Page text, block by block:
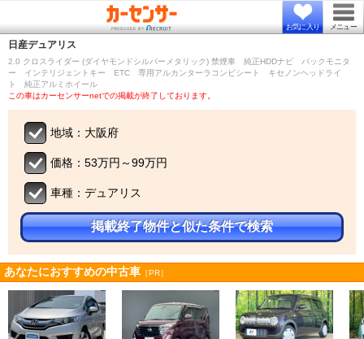
お気に入り メニュー
日産デュアリス
2.0 クロスライダー (ダイヤモンドシルバーメタリック) 禁煙車 純正HDDナビ バックモニタ
ー インテリジェントキー ETC 専用アルカンターラコンビシート キセノンヘッドライ
ト 純正アルミホイール
この車はカーセンサーnetでの掲載が終了しております。
地域：大阪府
価格：53万円～99万円
車種：デュアリス
掲載終了物件と似た条件で検索
あなたにおすすめの中古車 ［PR］